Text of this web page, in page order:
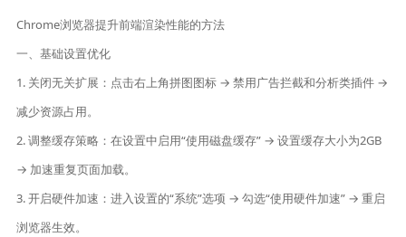
Chrome浏览器提升前端渲染性能的方法
一、基础设置优化
1. 关闭无关扩展：点击右上角拼图图标 → 禁用广告拦截和分析类插件 →
减少资源占用。
2. 调整缓存策略：在设置中启用“使用磁盘缓存” → 设置缓存大小为2GB
→ 加速重复页面加载。
3. 开启硬件加速：进入设置的“系统”选项 → 勾选“使用硬件加速” → 重启
浏览器生效。